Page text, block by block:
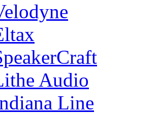
Audio
Line